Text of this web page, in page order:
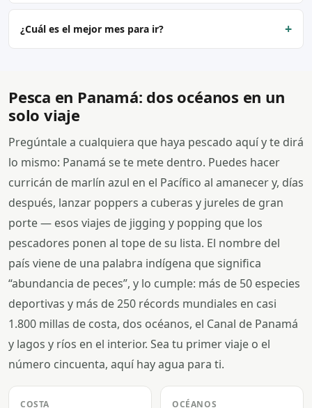
¿Cuál es el mejor mes para ir? +
Pesca en Panamá: dos océanos en un
solo viaje
Pregúntale a cualquiera que haya pescado aquí y te dirá
lo mismo: Panamá se te mete dentro. Puedes hacer
curricán de marlín azul en el Pacífico al amanecer y, días
después, lanzar poppers a cuberas y jureles de gran
porte — esos viajes de jigging y popping que los
pescadores ponen al tope de su lista. El nombre del
país viene de una palabra indígena que significa
“abundancia de peces”, y lo cumple: más de 50 especies
deportivas y más de 250 récords mundiales en casi
1.800 millas de costa, dos océanos, el Canal de Panamá
y lagos y ríos en el interior. Sea tu primer viaje o el
número cincuenta, aquí hay agua para ti.
COSTA OCÉANOS